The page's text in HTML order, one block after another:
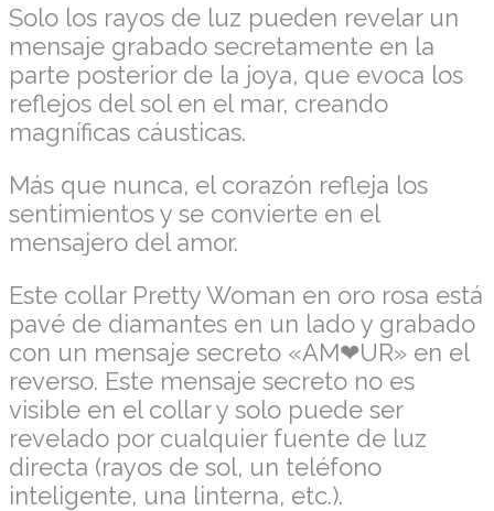
Solo los rayos de luz pueden revelar un
mensaje grabado secretamente en la
parte posterior de la joya, que evoca los
reflejos del sol en el mar, creando
magníficas cáusticas.
Más que nunca, el corazón refleja los
sentimientos y se convierte en el
mensajero del amor.
Este collar Pretty Woman en oro rosa está
pavé de diamantes en un lado y grabado
con un mensaje secreto «AM❤UR» en el
reverso. Este mensaje secreto no es
visible en el collar y solo puede ser
revelado por cualquier fuente de luz
directa (rayos de sol, un teléfono
inteligente, una linterna, etc.).